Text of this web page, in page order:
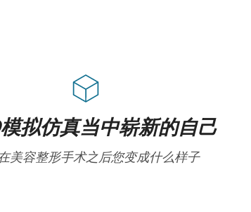
拟仿真当中崭新的自己
美容整形手术之后您变成什么样子